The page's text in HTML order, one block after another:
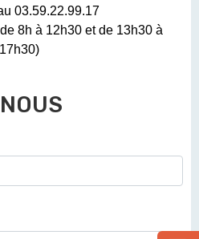
03.59.22.99.17
8h à 12h30 et de 13h30 à
17h30)